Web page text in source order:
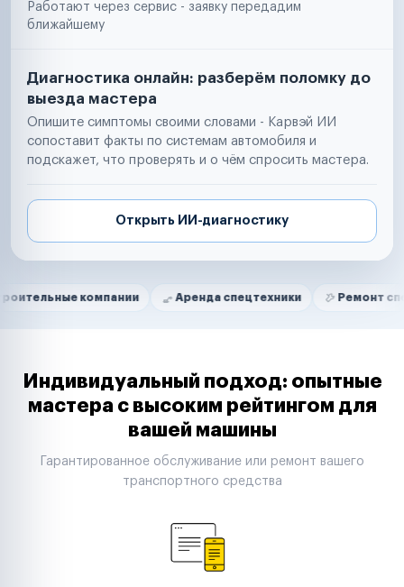
Работают через сервис - заявку передадим
ближайшему
Диагностика онлайн: разберём поломку до
выезда мастера
Опишите симптомы своими словами - Карвэй ИИ
сопоставит факты по системам автомобиля и
подскажет, что проверять и о чём спросить мастера.
Открыть ИИ-диагностику
Нам доверяют
компании Аренда спецтехники Ремонт спецтехники
Маркетплейсы
Таксопарки
Автодилеры
Строительные компании
Аренда спецтехники
Индивидуальный подход: опытные
мастера с высоким рейтингом для
вашей машины
Гарантированное обслуживание или ремонт вашего
транспортного средства